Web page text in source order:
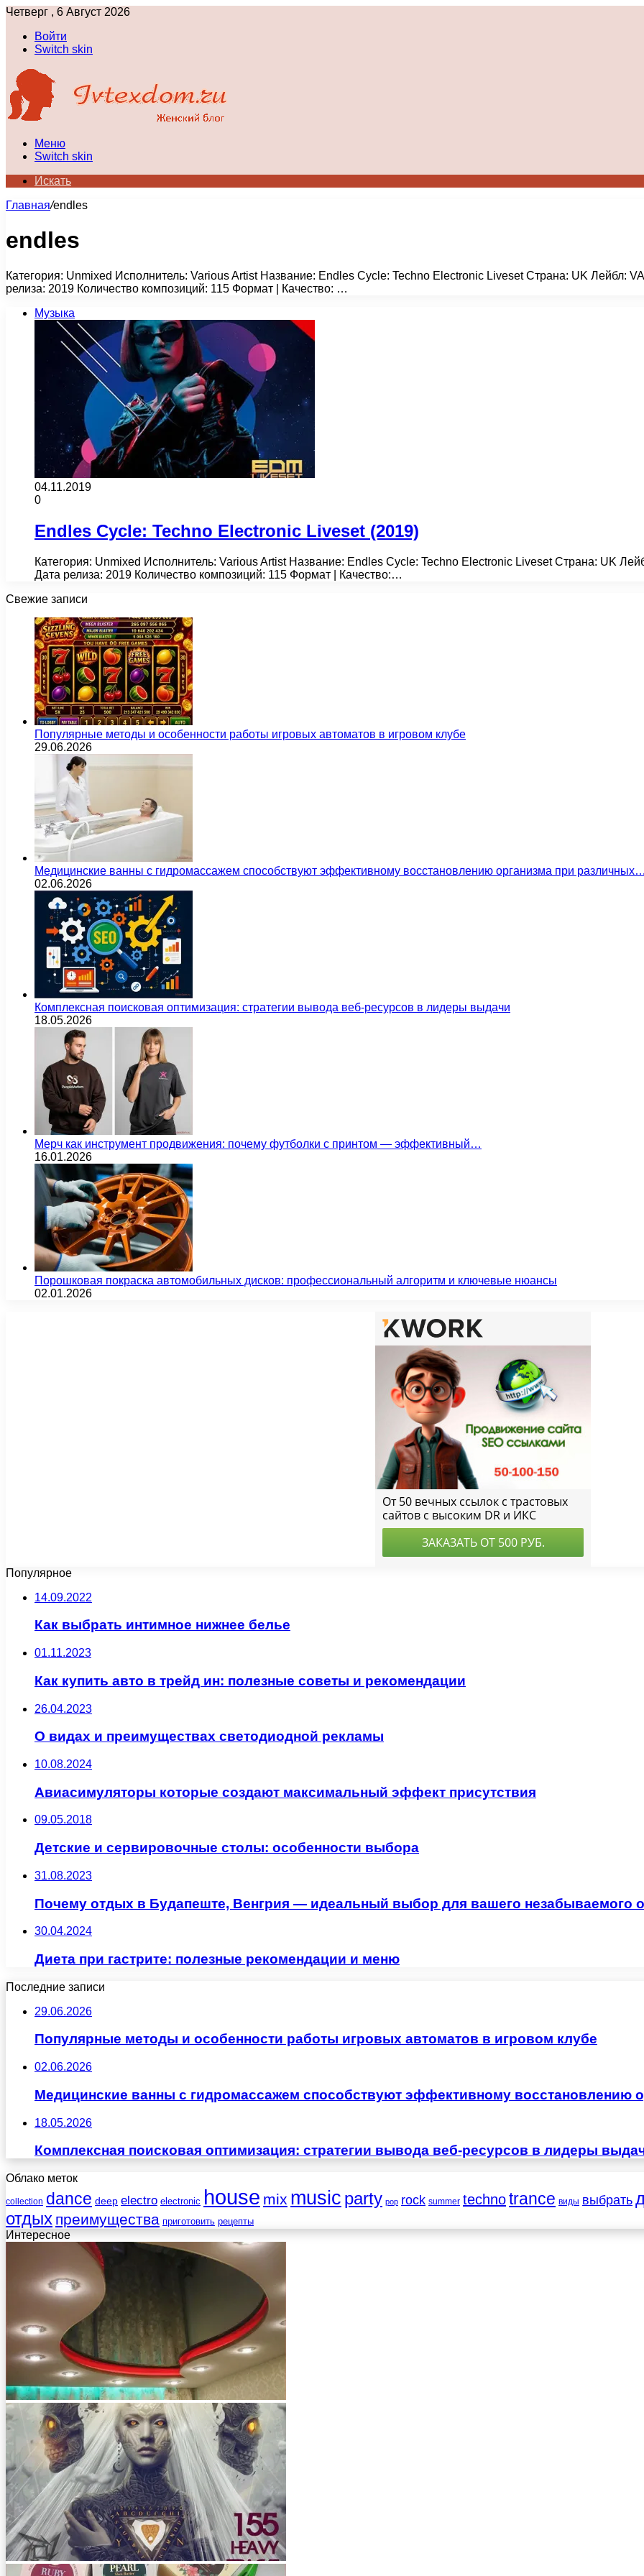
Четверг , 6 Август 2026
Войти
Switch skin
Меню
Switch skin
Искать
Главная/endles
endles
Категория: Unmixed Исполнитель: Various Artist Название: Endles Cycle: Techno Electronic Liveset Страна: UK Лейбл:
релиза: 2019 Количество композиций: 115 Формат | Качество: …
Музыка
04.11.2019
0
Endles Cycle: Techno Electronic Liveset (2019)
Категория: Unmixed Исполнитель: Various Artist Название: Endles Cycle: Techno Electronic Liveset Страна: UK
Дата релиза: 2019 Количество композиций: 115 Формат | Качество:…
Свежие записи
Популярные методы и особенности работы игровых автоматов в игровом клубе
29.06.2026
Медицинские ванны с гидромассажем способствуют эффективному восстановлению организма при
02.06.2026
Комплексная поисковая оптимизация: стратегии вывода веб-ресурсов в лидеры выдачи
18.05.2026
Мерч как инструмент продвижения: почему футболки с принтом — эффективный…
16.01.2026
Порошковая покраска автомобильных дисков: профессиональный алгоритм и ключевые нюансы
02.01.2026
Популярное
14.09.2022
Как выбрать интимное нижнее белье
01.11.2023
Как купить авто в трейд ин: полезные советы и рекомендации
26.04.2023
О видах и преимуществах светодиодной рекламы
10.08.2024
Авиасимуляторы которые создают максимальный эффект присутствия
09.05.2018
Детские и сервировочные столы: особенности выбора
31.08.2023
Почему отдых в Будапеште, Венгрия — идеальный выбор для вашего незабываемого
30.04.2024
Диета при гастрите: полезные рекомендации и меню
Последние записи
29.06.2026
Популярные методы и особенности работы игровых автоматов в игровом клубе
02.06.2026
Медицинские ванны с гидромассажем способствуют эффективному восстановлению
18.05.2026
Комплексная поисковая оптимизация: стратегии вывода веб-ресурсов в лидеры
Облако меток
collection dance deep electro electronic house mix music party pop rock summer technotrance виды выбрать
отдых преимущества приготовить рецепты
Интересное